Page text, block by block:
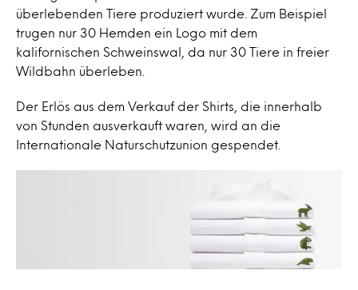
überlebenden Tiere produziert wurde. Zum Beispiel
trugen nur 30 Hemden ein Logo mit dem
kalifornischen Schweinswal, da nur 30 Tiere in freier
Wildbahn überleben.
Der Erlös aus dem Verkauf der Shirts, die innerhalb
von Stunden ausverkauft waren, wird an die
Internationale Naturschutzunion gespendet.